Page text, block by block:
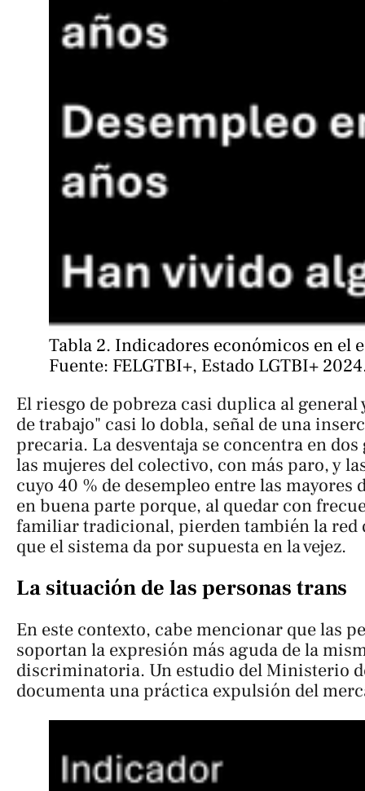
Tabla 2. Indicadores económicos en el
Fuente: FELGTBI+, Estado LGTBI+
El riesgo de pobreza casi duplica al
de trabajo" casi lo dobla, señal de una
precaria. La desventaja se concentra en
las mujeres del colectivo, con más paro, y
cuyo 40 % de desempleo entre las mayores
en buena parte porque, al quedar con
familiar tradicional, pierden también la red
que el sistema da por supuesta en la vejez.
La situación de las personas trans
En este contexto, cabe mencionar que las
soportan la expresión más aguda de la
discriminatoria. Un estudio del Ministerio
documenta una práctica expulsión del